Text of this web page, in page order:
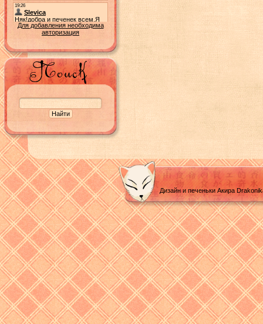
Для добавления необходима
авторизация
Дизайн и печеньки Акира